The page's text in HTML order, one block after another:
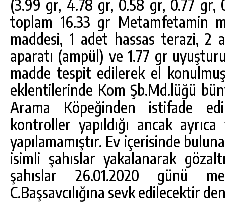
(3.99 gr, 4.78 gr, 0.58 gr, 0.77 gr,
toplam 16.33 gr Metamfetamin
maddesi, 1 adet hassas terazi, 2
aparatı (ampül) ve 1.77 gr
madde tespit edilerek el
eklentilerinde Kom Şb.Md.lüğü
Arama Köpeğinden istifade
kontroller yapıldığı ancak
yapılamamıştır. Ev içerisinde
isimli şahıslar yakalanarak
şahıslar 26.01.2020 günü
C.Başsavcılığına sevk edilecektir